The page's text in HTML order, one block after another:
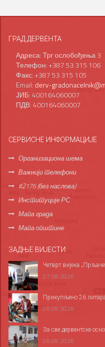
ГРАД ДЕРВЕНТА
Адреса: Трг ослобођења 3
Телефон: +387 53 315 106
Факс: +387 53 315 105
Email: derv-
ЈИБ: 400164060007
ПДВ: 400164060007
СЕРВИСНЕ ИНФОРМАЦИЈЕ
Организациона шема
Важнији телефони
#2176 (без наслова)
Институције РС
Мапа града
Мапа општине
ЗАДЊЕ ВИЈЕСТИ
Четврт вијека
07.08.2026
Прикупљено 26
06.08.2026
За све дервентске
06.08.2026